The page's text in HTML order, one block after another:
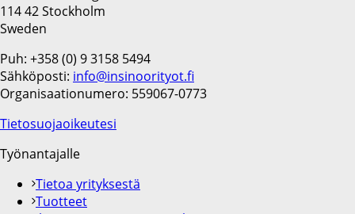
114 42 Stockholm
Sweden
Puh: +358 (0) 9 3158 5494
Sähköposti: info@insinoorityot.fi
Organisaationumero: 559067-0773
Tietosuojaoikeutesi
Työnantajalle
Tietoa yrityksestä
Tuotteet